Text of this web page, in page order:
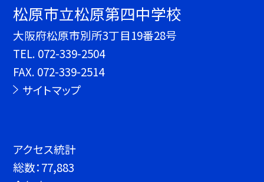
松原市立松原第四中学校
大阪府松原市別所3丁目19番28号
TEL. 072-339-2504
FAX. 072-339-2514
サイトマップ
アクセス統計
総数：77,883